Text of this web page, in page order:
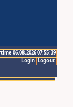
06.08.2026 07:55:39
Logout
Login